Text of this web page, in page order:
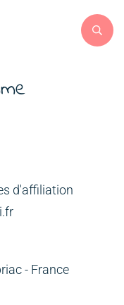
d'affiliation
- France